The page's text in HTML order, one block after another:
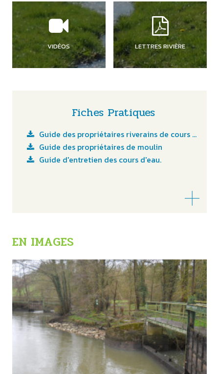
VIDÉOS LETTRES RIVIÈRE
Fiches Pratiques
Guide des propriétaires riverains de cours d'eau
Guide des propriétaires de moulin
Guide d'entretien des cours d'eau.
EN IMAGES